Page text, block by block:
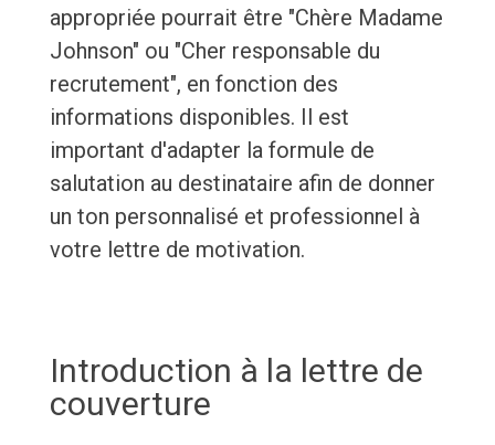
appropriée pourrait être "Chère Madame
Johnson" ou "Cher responsable du
recrutement", en fonction des
informations disponibles. Il est
important d'adapter la formule de
salutation au destinataire afin de donner
un ton personnalisé et professionnel à
votre lettre de motivation.
Introduction à la lettre de
couverture